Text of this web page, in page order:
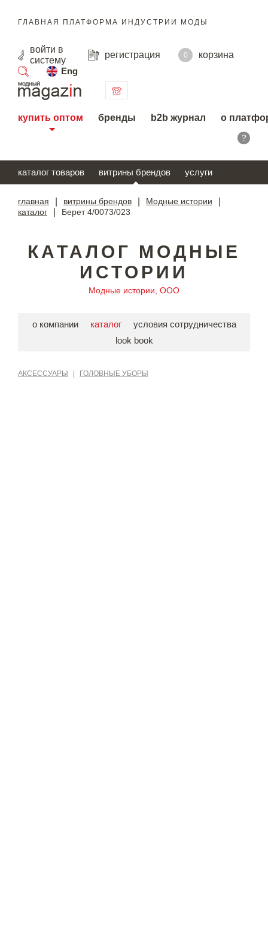
ГЛАВНАЯ ПЛАТФОРМА ИНДУСТРИИ МОДЫ
войти в
систему
регистрация 0
корзина
Eng
поиск
купить оптом бренды b2b журнал о
?
каталог товаров витрины брендов услуги
главная витрины брендов Модные истории
каталог Берет 4/0073/023
КАТАЛОГ МОДНЫЕ
ИСТОРИИ
Модные истории, ООО
о компании каталог
условия сотрудничества
look book
АКСЕССУАРЫ ГОЛОВНЫЕ УБОРЫ